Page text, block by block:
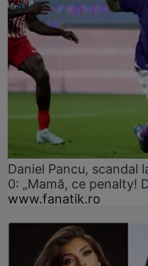
Daniel Pancu, scandal
0: „Mamă, ce penalty!
www.fanatik.ro